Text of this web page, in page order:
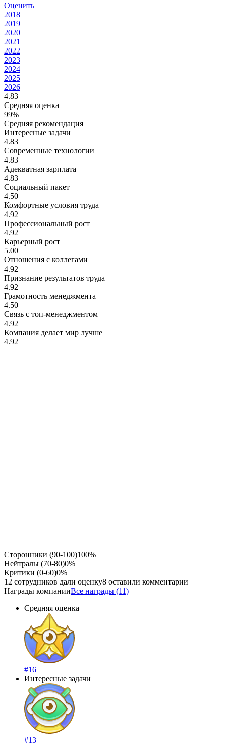
Оценить
2018
2019
2020
2021
2022
2023
2024
2025
2026
4.83
Средняя оценка
99%
Средняя рекомендация
Интересные задачи
4.83
Современные технологии
4.83
Адекватная зарплата
4.83
Социальный пакет
4.50
Комфортные условия труда
4.92
Профессиональный рост
4.92
Карьерный рост
5.00
Отношения с коллегами
4.92
Признание результатов труда
4.92
Грамотность менеджмента
4.50
Связь с топ-менеджментом
4.92
Компания делает мир лучше
4.92
Сторонники (90-100)100%
Нейтралы (70-80)0%
Критики (0-60)0%
12 сотрудников дали оценку8 оставили комментарии
Награды компанииВсе награды (11)
Средняя оценка
#16
Интересные задачи
#13